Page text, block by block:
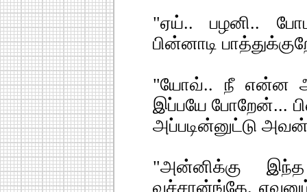
"ஏய்.. பழனி..
பின்னாடி
"யோவ்.. நீ என்ன
இப்பயே போறேன்...
அப்படின்னுட்டு
"அன்னிக்கு இந்த
வச்சான்ங்கே.